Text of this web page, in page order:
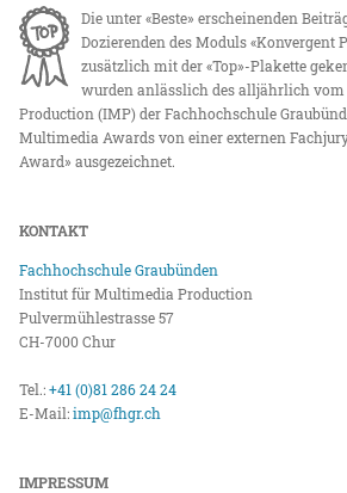
Die unter «Beste» erscheinenden
Dozierenden des Moduls «Konvergent
zusätzlich mit der «Top»-Plakette
wurden anlässlich des alljährlich
Production (IMP) der Fachhochschule
Multimedia Awards von einer externen
Award» ausgezeichnet.
KONTAKT
Fachhochschule Graubünden
Institut für Multimedia Production
Pulvermühlestrasse 57
CH-7000 Chur
Tel.:+41 (0)81 286 24 24
E-Mail:imp@fhgr.ch
IMPRESSUM